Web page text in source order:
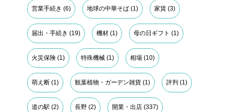
営業手続き (6) 地球の中華そば (1) 家賃 (3)
届出・手続き (19) 機材 (1) 母の日ギフト (1)
火災保険 (1) 特殊機械 (1) 相場 (10)
萌え断 (1) 観葉植物・ガーデン雑貨 (1) 評判 (1)
道の駅 (2) 長野 (2) 開業・出店 (337)